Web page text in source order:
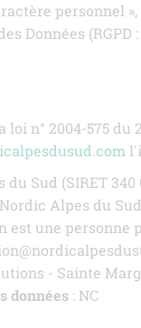
personnel
Données (RGPD :
loi n° 2004-575
Sud (SIRET
Alpes du Sud
est une personne
- Sainte
données : NC